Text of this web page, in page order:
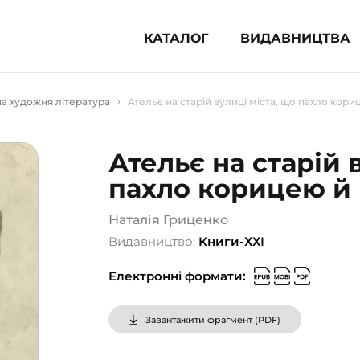
КАТАЛОГ ВИДАВНИЦТВА
література (1854)
для підлітків (240)
популярна література (1015)
література та посібники
довідники, словники
сертифікати (1)
художня література Ательє на старій вулиці міста, що пахло
Ательє на старій
пахло корицею
Наталія Гриценко
Видавництво: Книги-ХХІ
Електронні формати:
Завантажити фрагмент (PDF)